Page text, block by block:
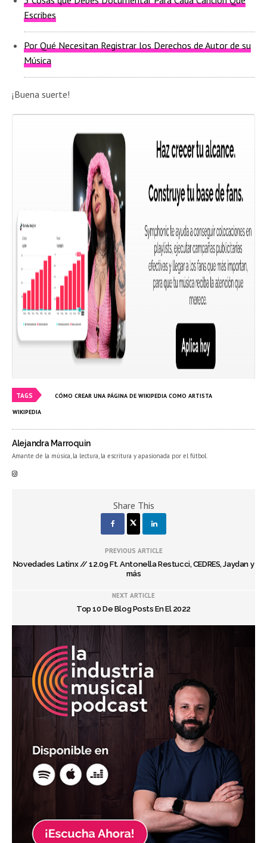
Escribes
Por Qué Necesitan Registrar los Derechos de Autor de su
Música
¡Buena suerte!
TAGS CÓMO CREAR UNA PÁGINA DE WIKIPEDIA COMO ARTISTA
WIKIPEDIA
Alejandra Marroquin
Amante de la música, la lectura, la escritura y apasionada por el fútbol.
Share This
PREVIOUS ARTICLE
Novedades Latinx // 12.09 Ft. Antonella Restucci, CEDRES, Jaydan y
más
NEXT ARTICLE
Top 10 De Blog Posts En El 2022